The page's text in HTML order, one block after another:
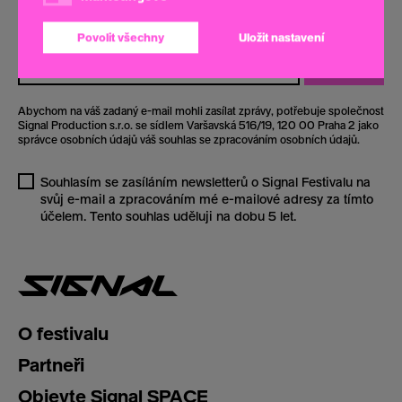
si ujít žádnou novinku o Signal Festivalu.
Abychom na váš zadaný e-mail mohli zasílat zprávy, potřebuje společnost
Signal Production s.r.o. se sídlem Varšavská 516/19, 120 00 Praha 2 jako
správce osobních údajů váš souhlas se zpracováním osobních údajů.
Souhlasím se zasíláním newsletterů o Signal Festivalu na
svůj e-mail a zpracováním mé e-mailové adresy za tímto
účelem. Tento souhlas uděluji na dobu 5 let.
O festivalu
Partneři
Objevte Signal SPACE
Povolit všechny Uložit nastavení